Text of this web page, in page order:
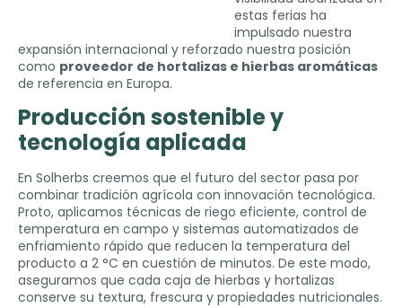
estas ferias ha
impulsado nuestra
expansión internacional y reforzado nuestra posición
como proveedor de hortalizas e hierbas aromáticas
de referencia en Europa.
Producción sostenible y
tecnología aplicada
En Solherbs creemos que el futuro del sector pasa por
combinar tradición agrícola con innovación tecnológica.
Proto, aplicamos técnicas de riego eficiente, control de
temperatura en campo y sistemas automatizados de
enfriamiento rápido que reducen la temperatura del
producto a 2 °C en cuestión de minutos. De este modo,
aseguramos que cada caja de hierbas y hortalizas
conserve su textura, frescura y propiedades nutricionales.